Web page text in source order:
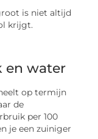
is niet altijd
krijgt.
en water
op termijn
de
per 100
je een zuiniger